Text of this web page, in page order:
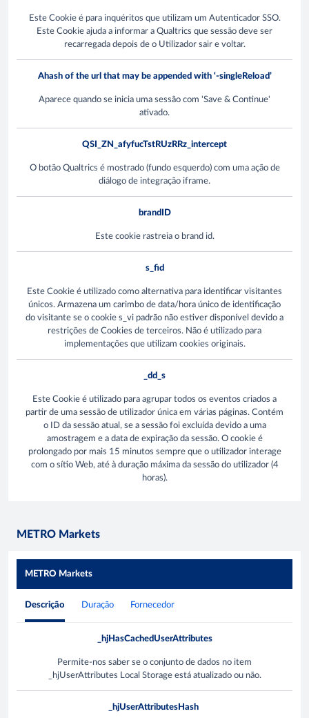
Este Cookie é para inquéritos que utilizam um Autenticador SSO.
Este Cookie ajuda a informar a Qualtrics que sessão deve ser
recarregada depois de o Utilizador sair e voltar.
Ahash of the url that may be appended with ‘-singleReload’
Aparece quando se inicia uma sessão com 'Save & Continue'
ativado.
QSI_ZN_afyfucTstRUzRRz_intercept
O botão Qualtrics é mostrado (fundo esquerdo) com uma ação de
diálogo de integração iframe.
brandID
Este cookie rastreia o brand id.
s_fid
Este Cookie é utilizado como alternativa para identificar visitantes
únicos. Armazena um carimbo de data/hora único de identificação
do visitante se o cookie s_vi padrão não estiver disponível devido a
restrições de Cookies de terceiros. Não é utilizado para
implementações que utilizam cookies originais.
_dd_s
Este Cookie é utilizado para agrupar todos os eventos criados a
partir de uma sessão de utilizador única em várias páginas. Contém
o ID da sessão atual, se a sessão foi excluída devido a uma
amostragem e a data de expiração da sessão. O cookie é
prolongado por mais 15 minutos sempre que o utilizador interage
com o sítio Web, até à duração máxima da sessão do utilizador (4
horas).
METRO Markets
METRO Markets
Descrição Duração Fornecedor
_hjHasCachedUserAttributes
Permite-nos saber se o conjunto de dados no item
_hjUserAttributes Local Storage está atualizado ou não.
_hjUserAttributesHash